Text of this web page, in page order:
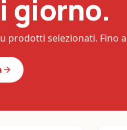
giorno.
prodotti selezionati. Fino